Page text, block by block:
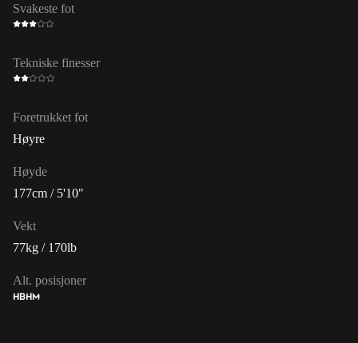
Svakeste fot
Tekniske finesser
Foretrukket fot
Høyre
Høyde
177cm / 5'10"
Vekt
77kg / 170lb
Alt. posisjoner
HBHM